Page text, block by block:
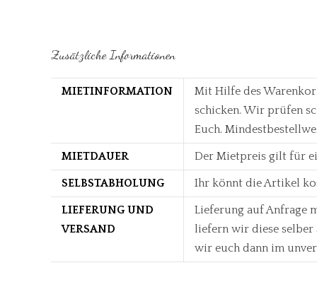
Zusätzliche Informationen
MIETINFORMATION
Mit Hilfe des
schicken. Wir prüfen
Euch.
MIETDAUER Der Mietpreis gilt für
SELBSTABHOLUNG Ihr könnt die Artikel
LIEFERUNG UND
VERSAND
Lieferung auf Anfrage
liefern wir diese selber
wir euch dann im